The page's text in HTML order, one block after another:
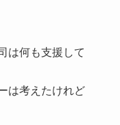
は何も支援して
は考えたけれど